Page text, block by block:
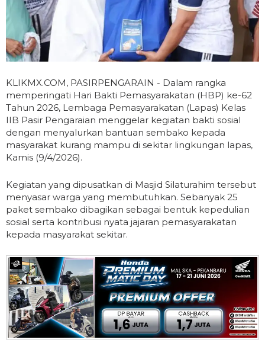
KLIKMX.COM, PASIRPENGARAIN - Dalam rangka
memperingati Hari Bakti Pemasyarakatan (HBP) ke-62
Tahun 2026, Lembaga Pemasyarakatan (Lapas) Kelas
IIB Pasir Pengaraian menggelar kegiatan bakti sosial
dengan menyalurkan bantuan sembako kepada
masyarakat kurang mampu di sekitar lingkungan lapas,
Kamis (9/4/2026).
Kegiatan yang dipusatkan di Masjid Silaturahim tersebut
menyasar warga yang membutuhkan. Sebanyak 25
paket sembako dibagikan sebagai bentuk kepedulian
sosial serta kontribusi nyata jajaran pemasyarakatan
kepada masyarakat sekitar.